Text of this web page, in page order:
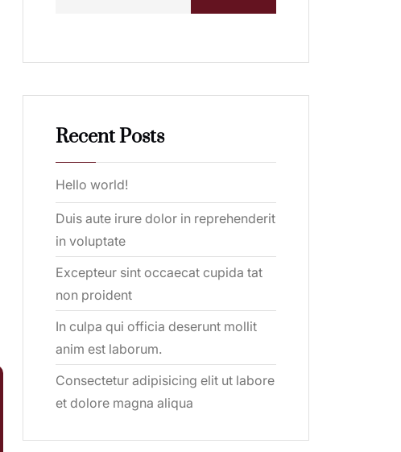
Recent Posts
Hello world!
Duis aute irure dolor in reprehenderit
in voluptate
Excepteur sint occaecat cupida tat
non proident
In culpa qui officia deserunt mollit
anim est laborum.
Consectetur adipisicing elit ut labore
et dolore magna aliqua